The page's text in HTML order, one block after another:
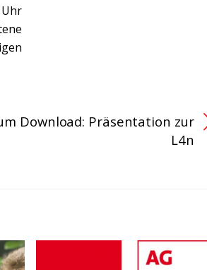
Download: Präsentation zur
L4n